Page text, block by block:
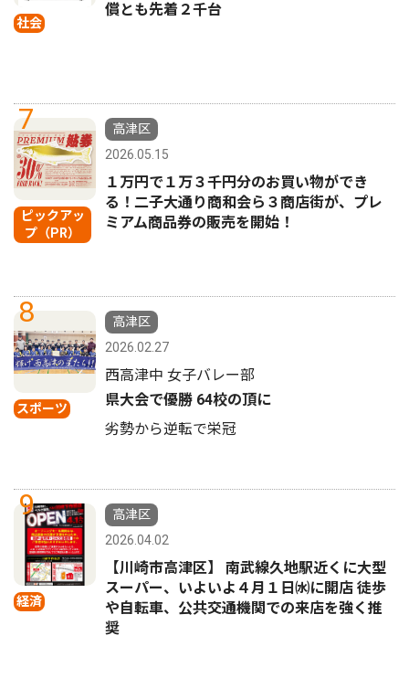
社会
償とも先着２千台
7
ピックアッ
プ（PR）
高津区
2026.05.15
１万円で１万３千円分のお買い物ができ
る！二子大通り商和会ら３商店街が、プレ
ミアム商品券の販売を開始！
8
スポーツ
高津区
2026.02.27
西高津中 女子バレー部
県大会で優勝 64校の頂に
劣勢から逆転で栄冠
9
経済
高津区
2026.04.02
【川崎市高津区】 南武線久地駅近くに大型
スーパー、いよいよ４月１日㈬に開店 徒歩
や自転車、公共交通機関での来店を強く推
奨